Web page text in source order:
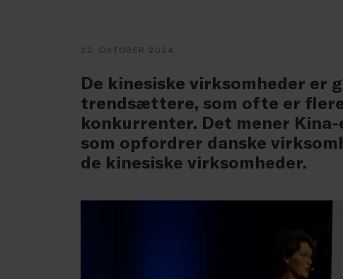
22. OKTOBER 2024
De kinesiske virksomheder er
trendsættere, som ofte er
konkurrenter. Det mener
som opfordrer danske
de kinesiske virksomheder.